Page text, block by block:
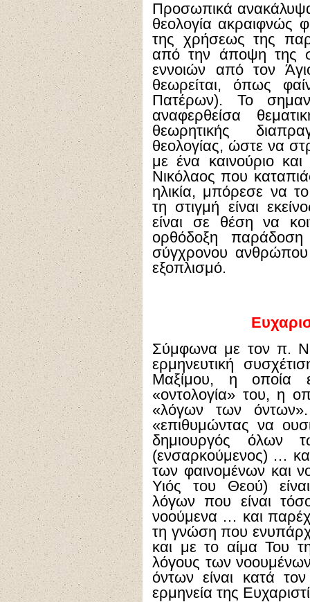
Προσωπικά
θεολογία ακραιφνώς
της χρήσεως της
από την άποψη της
εννοιών από τον
θεωρείται, όπως
Πατέρων). Το
αναφερθείσα
θεωρητικής
θεολογίας, ώστε να
με ένα καινούριο
Νικόλαος που
ηλικία, μπόρεσε να
τη στιγμή είναι
είναι σε θέση να
ορθόδοξη
σύγχρονου
εξοπλισμό.
Σύμφωνα με τον π.
ερμηνευτική
Μαξίμου, η οποία
«οντολογία» του, η
«λόγων των
«επιθυμώντας να
δημιουργός όλων
(ενσαρκούμενος) …
των φαινομένων και
Υιός του Θεού)
λόγων που είναι
νοούμενα … και
τη γνώση που
και με το αίμα Του
λόγους των
όντων είναι κατά
ερμηνεία της